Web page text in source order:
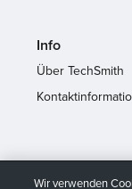
Info
Über TechSmith
Wir verwenden